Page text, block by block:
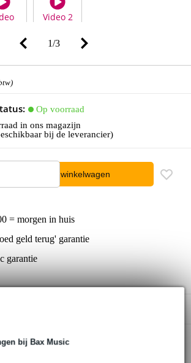
bij Bax Music
Video 2
1/3
Op voorraad
in ons magazijn
bij de leverancier)
In winkelwagen
= morgen in huis
geld terug' garantie
garantie
DAP1254 snarenset voor